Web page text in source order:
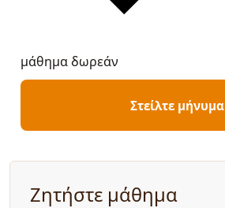
μάθημα δωρεάν
Στείλτε μήνυμα
Ζητήστε μάθημα